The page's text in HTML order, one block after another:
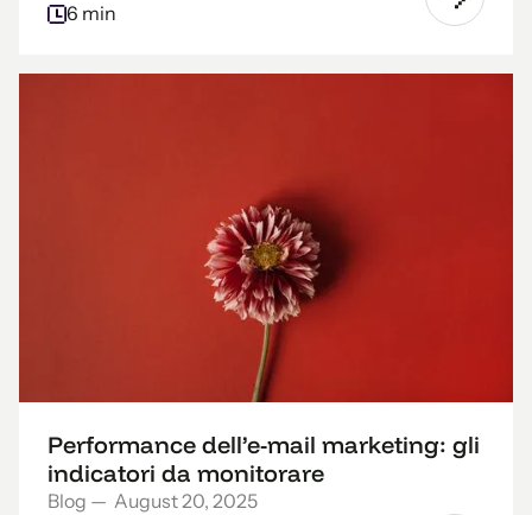
6 min
Performance dell’e-mail marketing: gli
indicatori da monitorare
Blog — August 20, 2025